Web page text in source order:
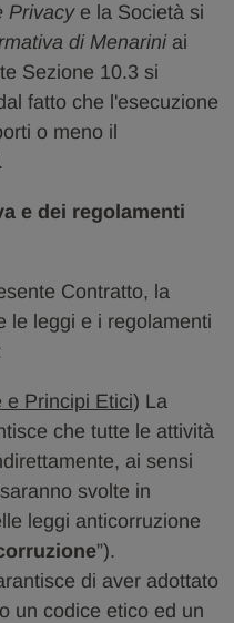
Privacy e la Società si
di Menarini ai
Sezione 10.3 si
fatto che l'esecuzione
o meno il
e dei regolamenti
Contratto, la
le leggi e i regolamenti
e Principi Etici) La
che tutte le attività
ai sensi
svolte in
leggi anticorruzione
”).
di aver adottato
un codice etico ed un